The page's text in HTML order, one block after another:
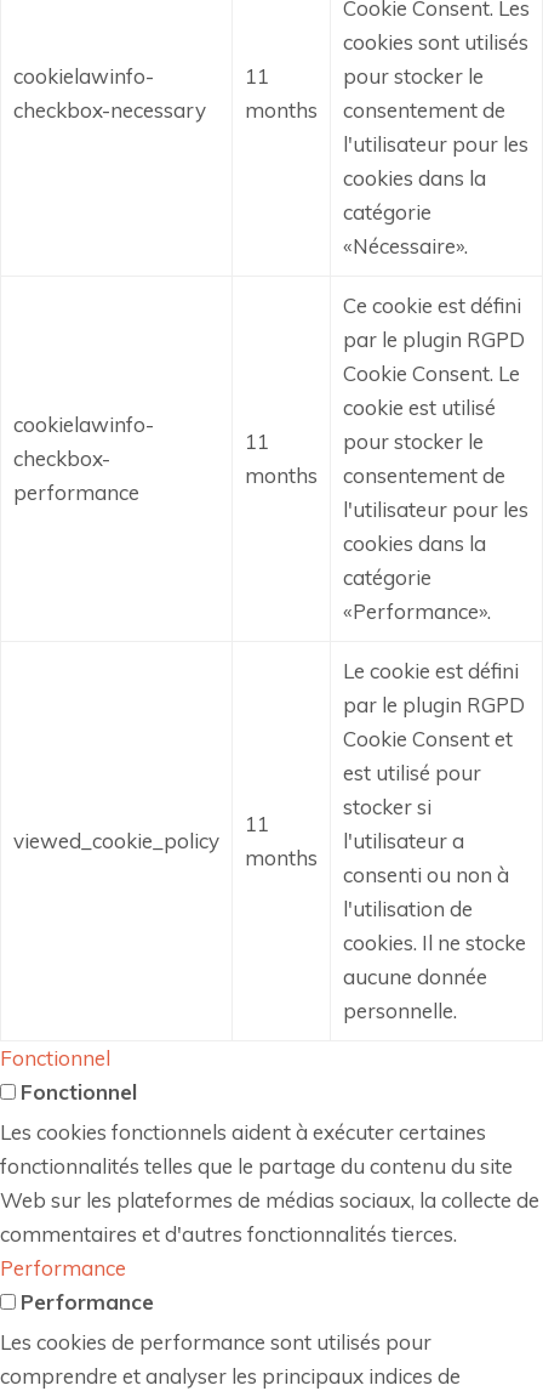
cookielawinfo-
checkbox-necessary
11
months
Cookie Consent. Les
cookies sont utilisés
pour stocker le
consentement de
l'utilisateur pour les
cookies dans la
catégorie
«Nécessaire».
cookielawinfo-
checkbox-
performance
11
months
Ce cookie est défini
par le plugin RGPD
Cookie Consent. Le
cookie est utilisé
pour stocker le
consentement de
l'utilisateur pour les
cookies dans la
catégorie
«Performance».
viewed_cookie_policy
11
months
Le cookie est défini
par le plugin RGPD
Cookie Consent et
est utilisé pour
stocker si
l'utilisateur a
consenti ou non à
l'utilisation de
cookies. Il ne stocke
aucune donnée
personnelle.
Fonctionnel
Fonctionnel
Les cookies fonctionnels aident à exécuter certaines
fonctionnalités telles que le partage du contenu du site
Web sur les plateformes de médias sociaux, la collecte de
commentaires et d'autres fonctionnalités tierces.
Performance
Performance
Les cookies de performance sont utilisés pour
comprendre et analyser les principaux indices de